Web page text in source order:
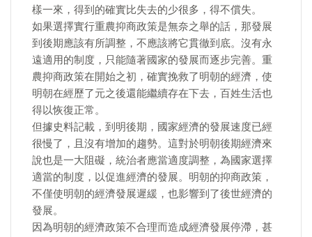
樣一來，得到的確實比失去的少很多，得不償失。
如果選擇實行重農抑商政策是無奈之舉的話，那發展
到後期應該有所調整，不應該將它貫徹到底。沒有永
遠適用的制度，只能隨著國家的發展而逐步完善。重
農抑商政策在開始之初，確實挽救了明朝的經濟，使
明朝在經歷了元之後還能繼續存在下去，百姓生活也
得以恢復正常。
但據史料記載，到明後期，國家經濟的發展速度已經
很慢了，且沒有增加的趨勢。這對於明朝後期經濟來
說也是一大阻礙，統治者應當適度調整，為國家選擇
適當的制度，以促進經濟的發展。明朝的抑商政策，
不僅使明朝的經濟發展遲緩，也影響到了後世經濟的
發展。
因為明朝的經濟政策不合理而造成經濟發展停滯，甚